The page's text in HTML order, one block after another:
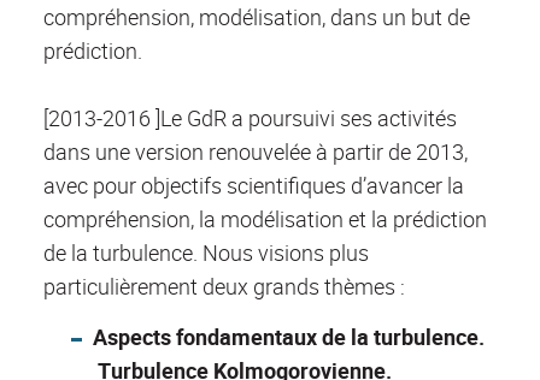
compréhension, modélisation, dans un but de
prédiction.
[2013-2016 ]Le GdR a poursuivi ses activités
dans une version renouvelée à partir de 2013,
avec pour objectifs scientifiques d’avancer la
compréhension, la modélisation et la prédiction
de la turbulence. Nous visions plus
particulièrement deux grands thèmes :
Aspects fondamentaux de la turbulence.
Turbulence Kolmogorovienne.